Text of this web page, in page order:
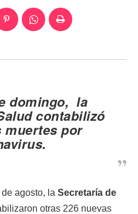
domingo, la
contabilizó
muertes por
agosto, la Secretaría de
otras 226 nuevas